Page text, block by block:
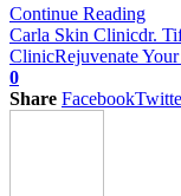
Continue Reading
Carla Skin Clinicdr.
ClinicRejuvenate
0
Share Facebook